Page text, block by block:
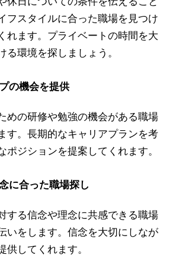
フスタイルに合った職場を見つけ
れます。プライベートの時間を大
る環境を探しましょう。
の機会を提供
めの研修や勉強の機会がある職場
す。長期的なキャリアプランを考
ポジションを提案してくれます。
に合った職場探し
する信念や理念に共感できる職場
いをします。信念を大切にしなが
供してくれます。